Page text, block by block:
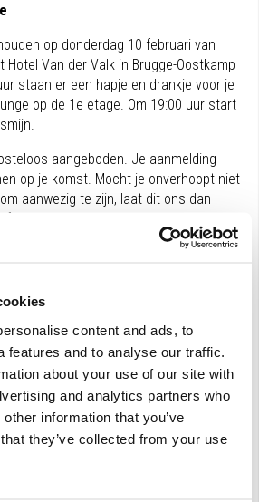
content and ads, to
features and to analyse our traffic.
about your use of our site with
and analytics partners who
information that you’ve
they’ve collected from your use
op donderdag 10 februari van
Hotel Van der Valk in Brugge-Oostkamp
staan er een hapje en drankje voor je
op de 1e etage. Om 19:00 uur start
aangeboden. Je aanmelding
op je komst. Mocht je onverhoopt niet
aanwezig te zijn, laat dit ons dan
aan het seminar weten. Dan
kosten niet aan ons door en voorkomen
Klikhierom je aan te melden
voor artsen, apothekers, therapeuten en
die hun kennis willen
onderbouwd en veilige
van een holistische
en oncologische ondersteuning.